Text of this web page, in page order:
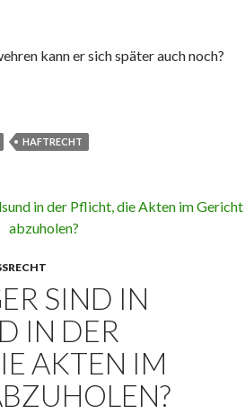
kann er sich später auch noch?
nicht vorlegen
HAFTRECHT
SIND IN
IN DER
AKTEN IM